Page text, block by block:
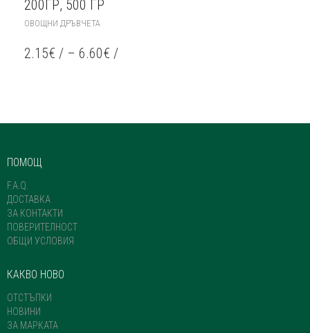
200ГР, 500 ГР
ОВОЩНИ ДРЪВЧЕТА
HAS
MULTIPLE
2.15€ / – 6.60€ /
ПОМОЩ
F.A.Q.
ДОСТАВКА
ЗА КОНТАКТИ
ПОВЕРИТЕЛНОСТ
ОБЩИ УСЛОВИЯ
КАКВО НОВО
ОТСТЪПКИ
НОВИНИ
ЗА МАРКАТА